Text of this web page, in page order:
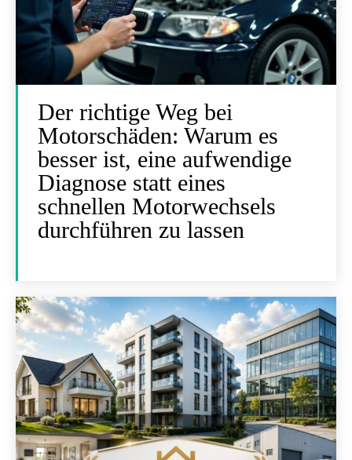
Der richtige Weg bei
Motorschäden: Warum es
besser ist, eine aufwendige
Diagnose statt eines
schnellen Motorwechsels
durchführen zu lassen